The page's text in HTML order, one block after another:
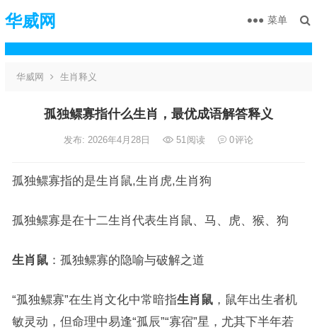
华威网 菜单
华威网 生肖释义
孤独鳏寡指什么生肖，最优成语解答释义
发布: 2026年4月28日 51阅读 0评论
孤独鳏寡指的是生肖鼠,生肖虎,生肖狗
孤独鳏寡是在十二生肖代表生肖鼠、马、虎、猴、狗
生肖鼠：孤独鳏寡的隐喻与破解之道
“孤独鳏寡”在生肖文化中常暗指生肖鼠，鼠年出生者机
敏灵动，但命理中易逢“孤辰”“寡宿”星，尤其下半年若